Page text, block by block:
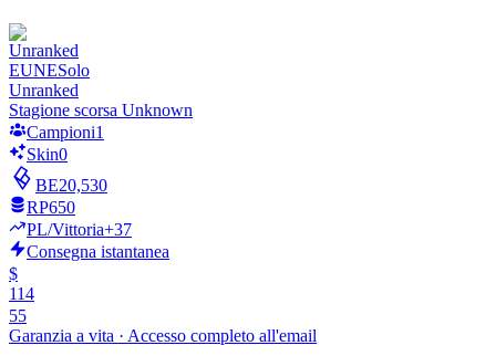
Shyvana
Ahri
Samira
Graves
Fizz
Volibear
Sett
Rengar
Lillia
Varus
Nautilus
Viktor
Sejuani
Fiora
Ziggs
Lulu
Draven
EUNESolo
Unranked
Stagione scorsa Unknown
Campioni1
Skin0
BE20,530
RP650
PL/Vittoria+37
Consegna istantanea
$
114
55
Garanzia a vita · Accesso completo all'email